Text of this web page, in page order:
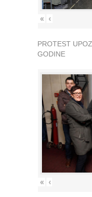
« ‹
PROTEST
GODINE
« ‹